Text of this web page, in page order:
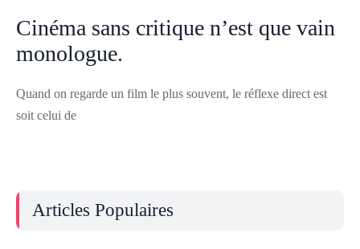
Cinéma sans critique n’est que vain
monologue.
Quand on regarde un film le plus souvent, le réflexe direct est
soit celui de
Articles Populaires